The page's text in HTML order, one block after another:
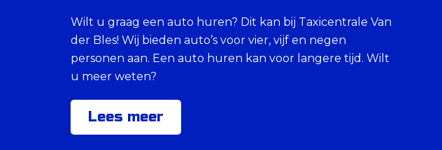
Wilt u graag een auto huren? Dit kan bij Taxicentrale Van
der Bles! Wij bieden auto’s voor vier, vijf en negen
personen aan. Een auto huren kan voor langere tijd. Wilt
u meer weten?
Lees meer